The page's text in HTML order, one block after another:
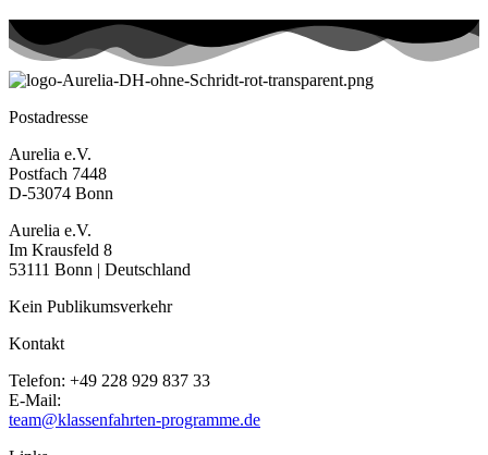
Postadresse
Aurelia e.V.
Postfach 7448
D-53074 Bonn
Aurelia e.V.
Im Krausfeld 8
53111 Bonn | Deutschland
Kein Publikumsverkehr
Kontakt
Telefon: +49 228 929 837 33
E-Mail:
team@klassenfahrten-programme.de